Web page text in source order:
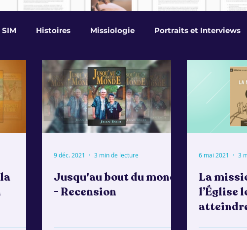
Histoires Missiologie Portraits et Interviews
Jusqu'au bout du monde
- Recension
9 déc. 2021 3 min de lecture
La
l’Église
6 mai 2021 3